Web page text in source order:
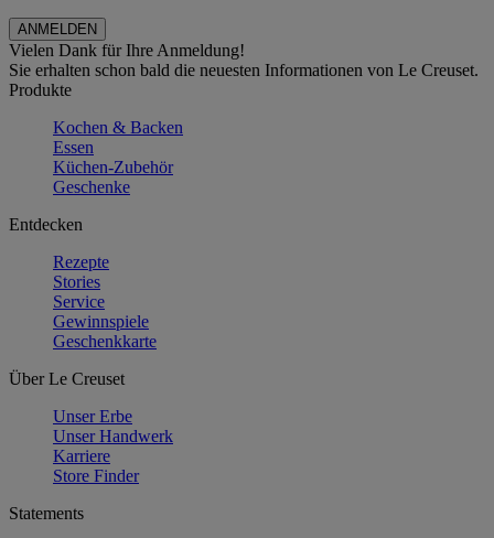
Vielen Dank für Ihre Anmeldung!
Sie erhalten schon bald die neuesten Informationen von Le Creuset.
Produkte
Kochen & Backen
Essen
Küchen-Zubehör
Geschenke
Entdecken
Rezepte
Stories
Service
Gewinnspiele
Geschenkkarte
Über Le Creuset
Unser Erbe
Unser Handwerk
Karriere
Store Finder
Statements